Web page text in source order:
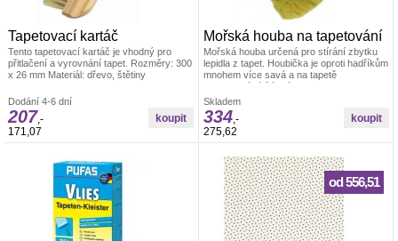
Tapetovací kartáč
Tento tapetovací kartáč je vhodný pro
přitlačení a vyrovnání tapet. Rozměry: 300
x 26 mm Materiál: dřevo, štětiny
Dodání 4-6 dní
207,-
171,07
Mořská houba na tapetování
Mořská houba určená pro stírání zbytku
lepidla z tapet. Houbička je oproti hadříkům
mnohem více savá a na tapetě
nezanechává žádné skvrny. Velikost cca
14 cm
Skladem
334,-
275,62
od 556,51